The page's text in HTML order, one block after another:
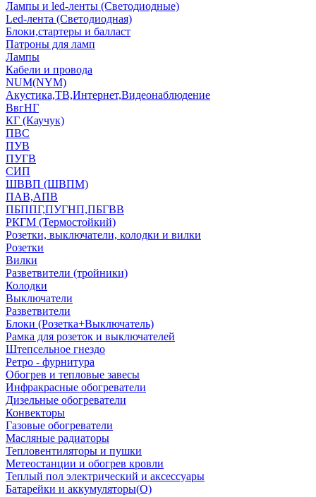
Лампы и led-ленты (Светодиодные)
Led-лента (Светодиодная)
Блоки,стартеры и балласт
Патроны для ламп
Лампы
Кабели и провода
NUM(NYM)
Акустика,ТВ,Интернет,Видеонаблюдение
ВвгНГ
КГ (Каучук)
ПВС
ПУВ
ПУГВ
СИП
ШВВП (ШВПМ)
ПАВ,АПВ
ПБППГ,ПУГНП,ПБГВВ
РКГМ (Термостойкий)
Розетки, выключатели, колодки и вилки
Розетки
Вилки
Разветвители (тройники)
Колодки
Выключатели
Разветвители
Блоки (Розетка+Выключатель)
Рамка для розеток и выключателей
Штепсельное гнездо
Ретро - фурнитура
Обогрев и тепловые завесы
Инфракрасные обогреватели
Дизельные обогреватели
Конвекторы
Газовые обогреватели
Масляные радиаторы
Тепловентиляторы и пушки
Метеостанции и обогрев кровли
Теплый пол электрический и аксессуары
Батарейки и аккумуляторы(О)